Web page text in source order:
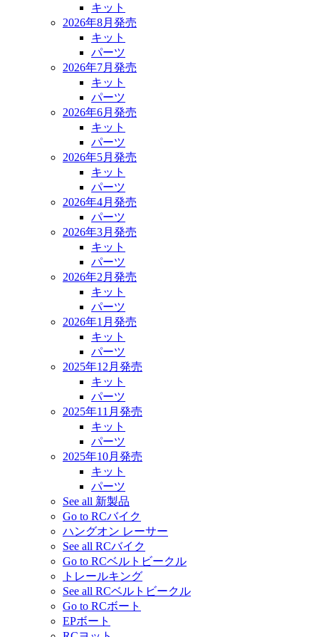
キット
2026年8月発売
キット
パーツ
2026年7月発売
キット
パーツ
2026年6月発売
キット
パーツ
2026年5月発売
キット
パーツ
2026年4月発売
パーツ
2026年3月発売
キット
パーツ
2026年2月発売
キット
パーツ
2026年1月発売
キット
パーツ
2025年12月発売
キット
パーツ
2025年11月発売
キット
パーツ
2025年10月発売
キット
パーツ
See all 新製品
Go to RCバイク
ハングオン レーサー
See all RCバイク
Go to RCベルトビークル
トレールキング
See all RCベルトビークル
Go to RCボート
EPボート